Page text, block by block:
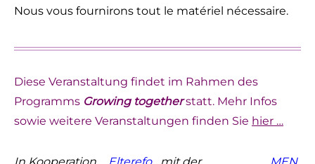
Nous vous fournirons tout le matériel nécessaire.
Diese Veranstaltung findet im Rahmen des
Programms Growing together statt. Mehr Infos
sowie weitere Veranstaltungen finden Sie hier …